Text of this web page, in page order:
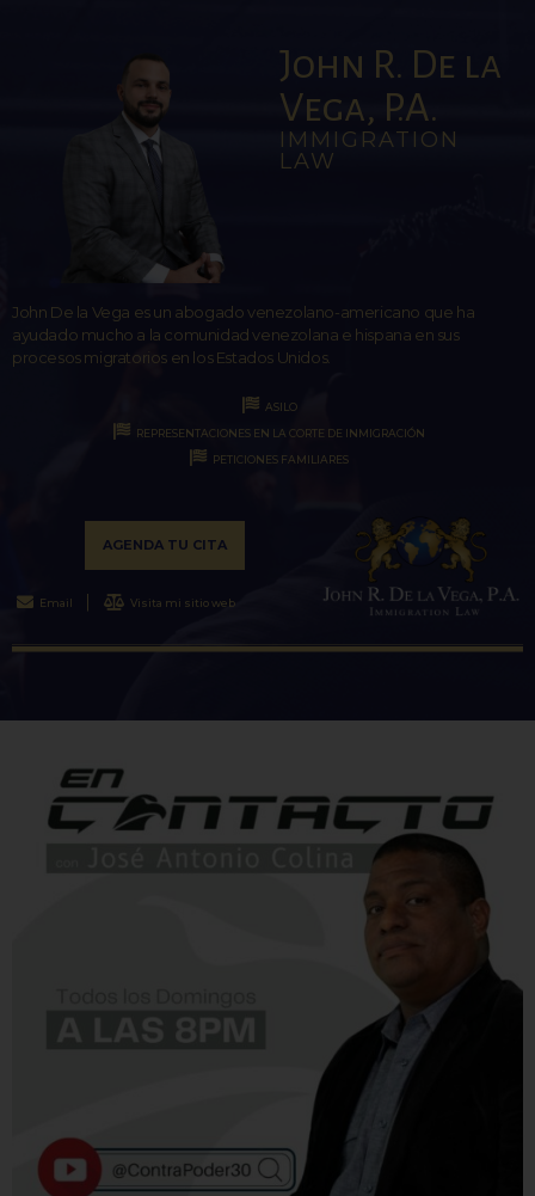
John R. De la
Vega, P.A.
IMMIGRATION
LAW
John De la Vega es un abogado venezolano-americano que ha
ayudado mucho a la comunidad venezolana e hispana en sus
procesos migratorios en los Estados Unidos.
ASILO
REPRESENTACIONES EN LA CORTE DE INMIGRACIÓN
PETICIONES FAMILIARES
AGENDA TU CITA
Email Visita mi sitio web